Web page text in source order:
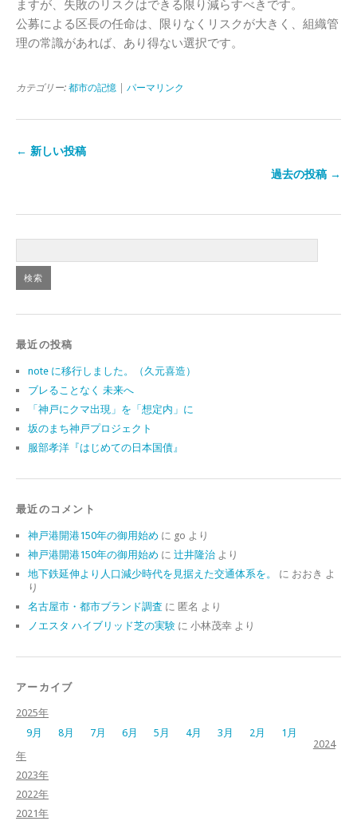
ますが、失敗のリスクはできる限り減らすべきです。
公募による区長の任命は、限りなくリスクが大きく、組織管
理の常識があれば、あり得ない選択です。
カテゴリー: 都市の記憶 パーマリンク
← 新しい投稿
過去の投稿 →
最近の投稿
note に移行しました。（久元喜造）
ブレることなく 未来へ
「神戸にクマ出現」を「想定内」に
坂のまち神戸プロジェクト
服部孝洋『はじめての日本国債』
最近のコメント
神戸港開港150年の御用始め に go より
神戸港開港150年の御用始め に 辻井隆治 より
地下鉄延伸より人口減少時代を見据えた交通体系を。
に おおき よ
り
名古屋市・都市ブランド調査 に 匿名 より
ノエスタ ハイブリッド芝の実験 に 小林茂幸 より
アーカイブ
2025年
9月
8月 7月 6月 5月 4月 3月 2月
1月
2024
年
2023年
2022年
2021年